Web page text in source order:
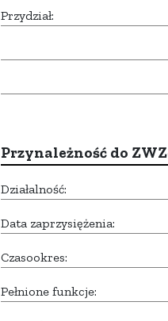
Przydział:
Przynależność do
Działalność:
Data zaprzysiężenia:
Czasookres:
Pełnione funkcje: